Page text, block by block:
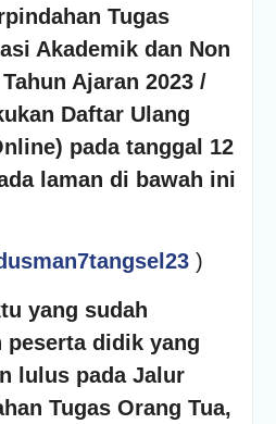
Tugas
Akademik dan Non
Ajaran 2023 /
Daftar Ulang
pada tanggal 12
laman di bawah ini
)
yang sudah
didik yang
lulus pada Jalur
Tugas Orang Tua,